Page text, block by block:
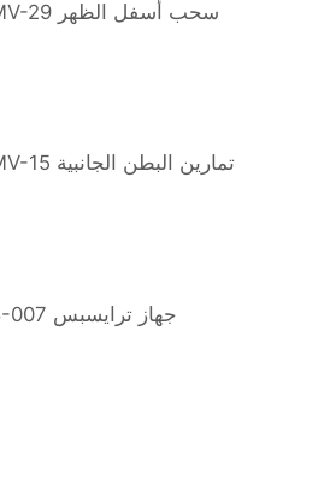
AMV-29 سحب أسفل الظهر
AMV-15 تمارين البطن الجانبية
T8-007 جهاز ترايسبس